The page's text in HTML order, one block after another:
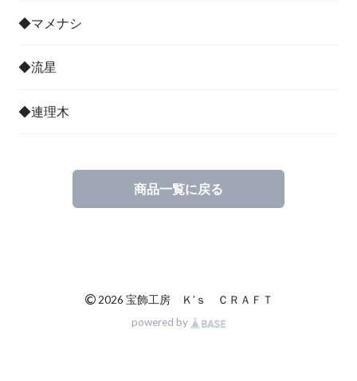
◆マメナシ
◆流星
◆連理木
商品一覧に戻る
© 2026 宝飾工房 Ｋ’ｓ ＣＲＡＦＴ
powered by